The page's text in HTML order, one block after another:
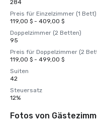
284
Preis für Einzelzimmer (1 Bett)
119,00 $ - 409,00 $
Doppelzimmer (2 Betten)
95
Preis für Doppelzimmer (2
119,00 $ - 499,00 $
Suiten
42
Steuersatz
12%
Fotos von